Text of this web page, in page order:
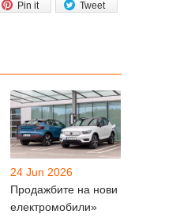
Tweet
Pin it
24 Jun 2026
Продажбите на нови
електромобили»